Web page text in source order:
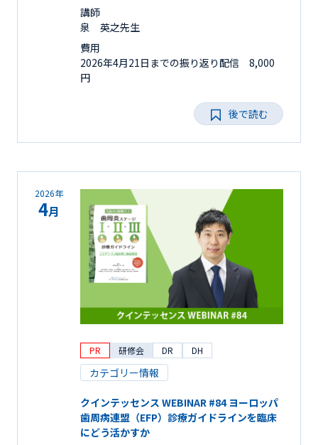
講師
泉 英之先生
費用
2026年4月21日までの振り返り配信 8,000
円
後で読む
2026年
4月
PR 研修会 DR DH
カテゴリー情報
クインテッセンス WEBINAR #84 ヨーロッパ
歯周病連盟（EFP）診療ガイドラインを臨床
にどう活かすか